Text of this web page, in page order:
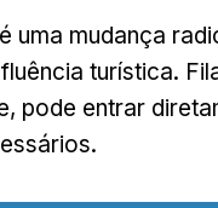
uma mudança
turística.
pode entrar